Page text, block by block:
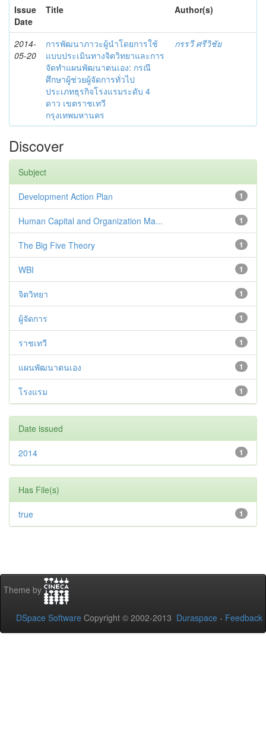
Issue
Date
Title Author(s)
2014-
05-20
การพัฒนาภาวะผู้นำโดยการใช้
แบบประเมินทางจิตวิทยาและการ
จัดทำแผนพัฒนาตนเอง: กรณี
ศึกษาผู้ช่วยผู้จัดการทั่วไป
ประเภทธุรกิจโรงแรมระดับ 4
ดาว เขตราชเทวี
กรุงเทพมหานคร
กรรวี ศรีวิชัย
Discover
Subject
1
Development Action Plan
1
Human Capital and Organization Ma...
1
The Big Five Theory
1
WBI
1
จิตวิทยา
1
ผู้จัดการ
1
ราชเทวี
1
แผนพัฒนาตนเอง
1
โรงแรม
Date issued
1
2014
Has File(s)
1
true
Theme by
DSpace Software Copyright © 2002-2013 Duraspace - Feedback